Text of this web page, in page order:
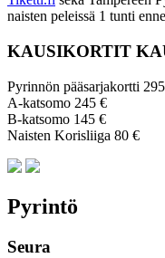
naisten peleissä 1 tunti
KAUSIKORTIT
Pyrinnön pääsarjakortti
A-katsomo 245 €
B-katsomo 145 €
Naisten Korisliiga 80 €
Pyrintö
Seura